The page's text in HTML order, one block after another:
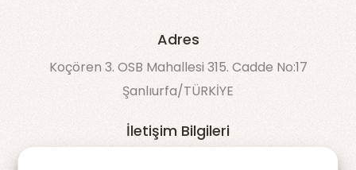
Adres
Koçören 3. OSB Mahallesi 315. Cadde No:17
Şanlıurfa/TÜRKİYE
İletişim Bilgileri